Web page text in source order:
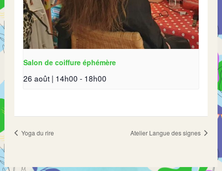
Salon de coiffure éphémère
26 août | 14h00 - 18h00
Yoga du rire Atelier Langue des signes